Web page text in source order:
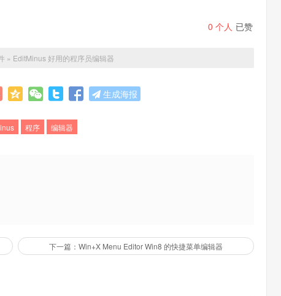
0 个人 已赞
» EditMinus 好用的程序员编辑器
生成海报
程序 编辑器
下一篇：Win+X Menu Editor Win8 的快捷菜单编辑器